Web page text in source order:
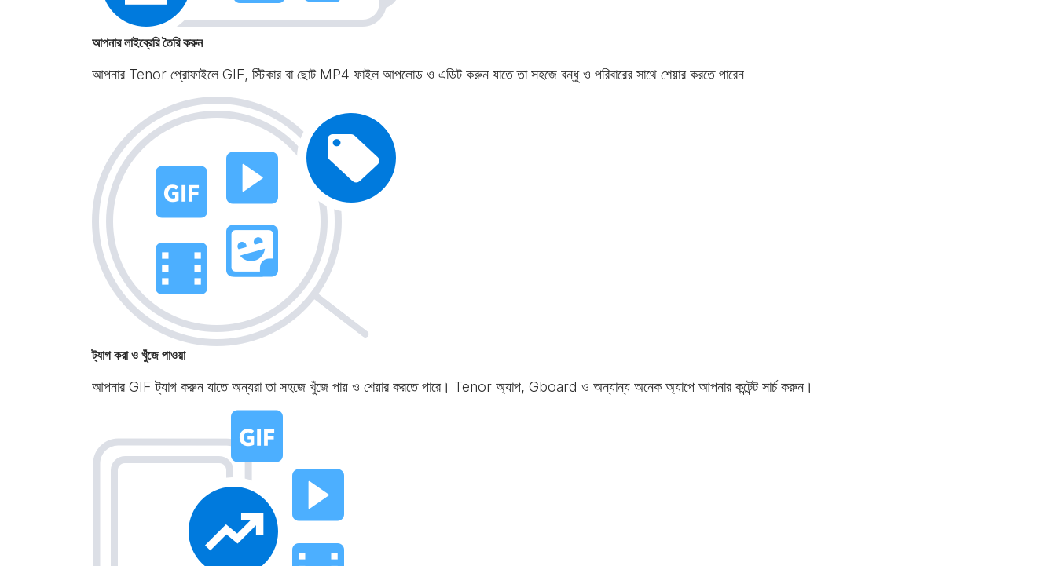
আপনার লাইব্রেরি তৈরি করুন
আপনার Tenor প্রোফাইলে GIF, স্টিকার বা ছোট MP4 ফাইল আপলোড ও এডিট করুন যাতে তা সহজে বন্ধু ও পরিবারের সাথে শেয়ার করতে পারেন
ট্যাগ করা ও খুঁজে পাওয়া
আপনার GIF ট্যাগ করুন যাতে অন্যরা তা সহজে খুঁজে পায় ও শেয়ার করতে পারে। Tenor অ্যাপ, Gboard ও অন্যান্য অনেক অ্যাপে আপনার কন্টেন্ট সার্চ করুন।